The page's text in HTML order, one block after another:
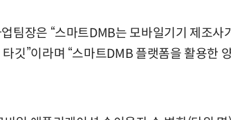
팀장은 “스마트DMB는 모바일기기 제조
깃”이라며 “스마트DMB 플랫폼을 활용한